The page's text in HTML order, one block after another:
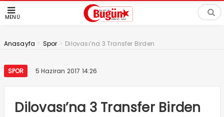
MENÜ
Anasayfa > Spor > Dilovası’na 3 Transfer Birden
SPOR 5 Haziran 2017 14:26
Dilovası’na 3 Transfer Birden